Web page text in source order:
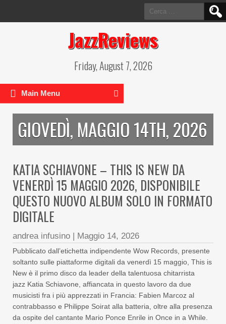
Ricerca
per:
JazzReviews
Friday, August 7, 2026
Main Menu
GIOVEDÌ, MAGGIO 14TH, 2026
KATIA SCHIAVONE – THIS IS NEW DA
VENERDÌ 15 MAGGIO 2026, DISPONIBILE
QUESTO NUOVO ALBUM SOLO IN FORMATO
DIGITALE
andrea infusino | Maggio 14, 2026
Pubblicato dall’etichetta indipendente Wow Records, presente
soltanto sulle piattaforme digitali da venerdì 15 maggio, This is
New è il primo disco da leader della talentuosa chitarrista
jazz Katia Schiavone, affiancata in questo lavoro da due
musicisti fra i più apprezzati in Francia: Fabien Marcoz al
contrabbasso e Philippe Soirat alla batteria, oltre alla presenza
da ospite del cantante Mario Ponce Enrile in Once in a While.